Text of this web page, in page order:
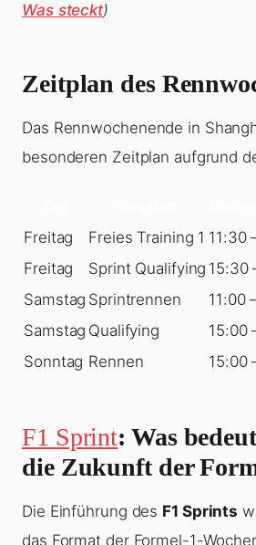
Was steckt)
Zeitplan des
Das Rennwochenende in
besonderen Zeitplan aufgrund
Freitag
Freies Training 1 11:30
Freitag
Sprint Qualifying 15:30
Samstag Sprintrennen
11:00
Samstag Qualifying
15:00
Sonntag Rennen 15:00
F1 Sprint: Was
die Zukunft der
Die Einführung des F1 Sprints
das Format der Formel-1-